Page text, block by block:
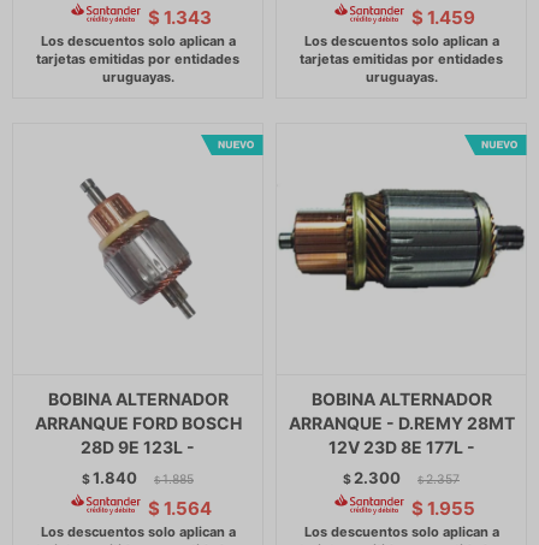
$ 1.343 $ 1.459
BOBINA ALTERNADOR
ARRANQUE FORD BOSCH
28D 9E 123L -
$1.840 $ 1.885
$ 1.564
BOBINA ALTERNADOR
ARRANQUE - D.REMY 28MT
12V 23D 8E 177L -
$ 2.300 $ 2.357
$ 1.955